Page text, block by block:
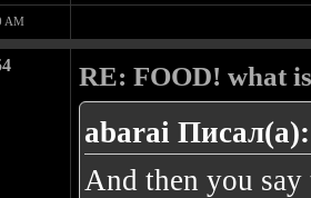
AM
RE: FOOD! what
abarai Писал(а):
And then you say